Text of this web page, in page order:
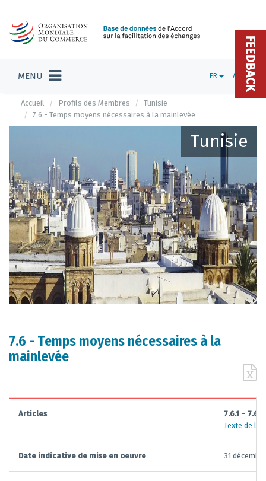
MENU FR ADMIN
Accueil Profils des Membres
Tunisie
7.6 - Temps moyens nécessaires à la mainlevée
Tunisie
7.6 - Temps moyens nécessaires à la
mainlevée
Articles 7.6.1 – 7.6.2
Texte de la
Date indicative de mise en oeuvre 31
FEEDBACK